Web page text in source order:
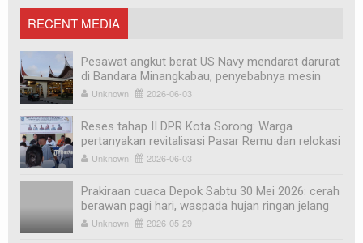
RECENT MEDIA
Pesawat angkut berat US Navy mendarat darurat
di Bandara Minangkabau, penyebabnya mesin
matiUnknown 2026-06-03
Reses tahap II DPR Kota Sorong: Warga
pertanyakan revitalisasi Pasar Remu dan relokasi
pedagang
Unknown 2026-06-03
Prakiraan cuaca Depok Sabtu 30 Mei 2026: cerah
berawan pagi hari, waspada hujan ringan jelang
soreUnknown 2026-05-29